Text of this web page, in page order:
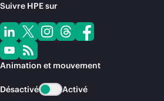
Suivre HPE sur
Animation et mouvement
Désactivé Activé